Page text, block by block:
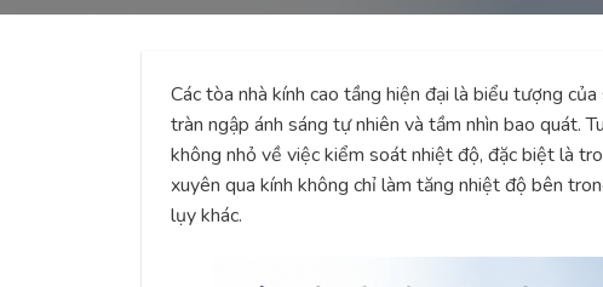
Các tòa nhà kính cao tầng hiện đại là biểu tượng
tràn ngập ánh sáng tự nhiên và tầm nhìn bao quát.
không nhỏ về việc kiểm soát nhiệt độ, đặc biệt là
xuyên qua kính không chỉ làm tăng nhiệt độ bên
lụy khác.